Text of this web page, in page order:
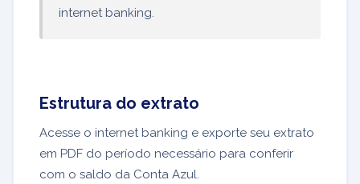
internet banking.
Estrutura do extrato
Acesse o internet banking e exporte seu extrato
em PDF do período necessário para conferir
com o saldo da Conta Azul.